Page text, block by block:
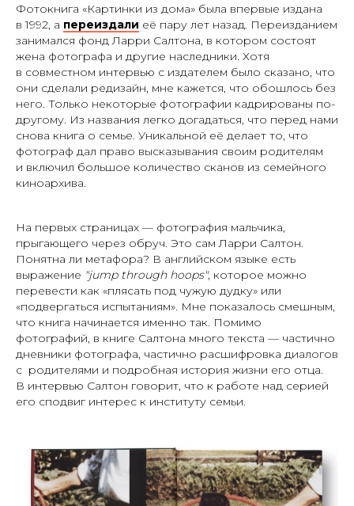
Фотокнига «Картинки из дома» была впервые издана
в 1992, а переиздали её пару лет назад. Переизданием
занимался фонд Ларри Салтона, в котором состоят
жена фотографа и другие наследники. Хотя
в совместном интервью с издателем было сказано, что
они сделали редизайн, мне кажется, что обошлось без
него. Только некоторые фотографии кадрированы по-
другому. Из названия легко догадаться, что перед нами
снова книга о семье. Уникальной её делает то, что
фотограф дал право высказывания своим родителям
и включил большое количество сканов из семейного
киноархива.
На первых страницах — фотография мальчика,
прыгающего через обруч. Это сам Ларри Салтон.
Понятна ли метафора? В английском языке есть
выражение "jump through hoops", которое можно
перевести как «плясать под чужую дудку» или
«подвергаться испытаниям». Мне показалось смешным,
что книга начинается именно так. Помимо
фотографий, в книге Салтона много текста — частично
дневники фотографа, частично расшифровка диалогов
с родителями и подробная история жизни его отца.
В интервью Салтон говорит, что к работе над серией
его сподвиг интерес к институту семьи.